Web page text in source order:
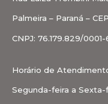
Palmeira – Paraná –
CNPJ: 76.179.829/0001-
Horário de
Segunda-feira a Sexta-